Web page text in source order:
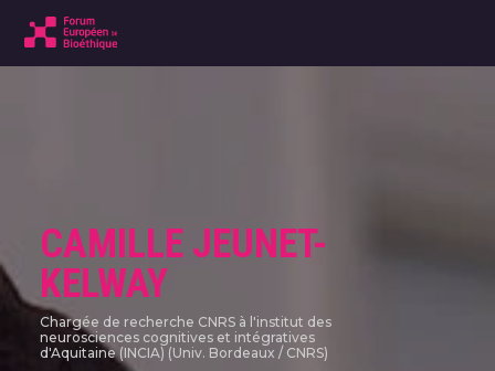
CAMILLE JEUNET-
KELWAY
Chargée de recherche CNRS à l'institut des
neurosciences cognitives et intégratives
d'Aquitaine (INCIA) (Univ. Bordeaux / CNRS)